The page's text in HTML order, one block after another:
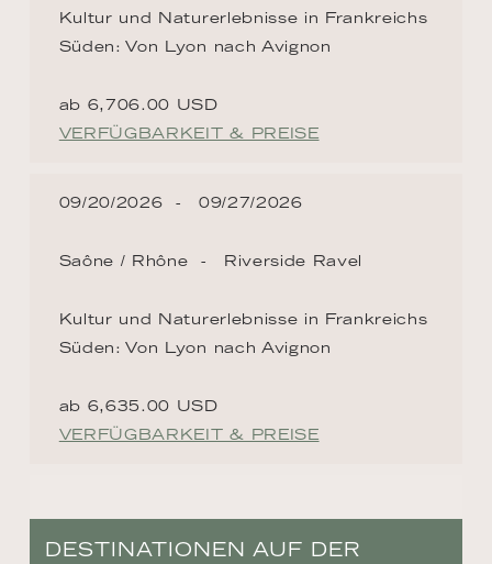
Kultur und Naturerlebnisse in Frankreichs
Süden: Von Lyon nach Avignon
ab 6,706.00 USD
VERFÜGBARKEIT & PREISE
09/20/2026 09/27/2026
Saône / Rhône Riverside Ravel
Kultur und Naturerlebnisse in Frankreichs
Süden: Von Lyon nach Avignon
ab 6,635.00 USD
VERFÜGBARKEIT & PREISE
DESTINATIONEN AUF DER